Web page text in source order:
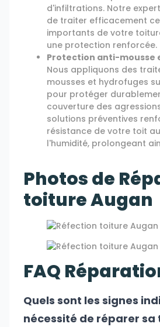
d'infiltrations. Notre
de traiter efficacement
importants de votre
une protection renforcée.
Protection anti-mousse
Nous appliquons des
mousses et hydrofuges
pour protéger
couverture des
solutions préventives
résistance de votre toit
l'humidité, prolongeant
Photos de
toiture Augan
FAQ
Quels sont les signes
nécessité de réparer sa